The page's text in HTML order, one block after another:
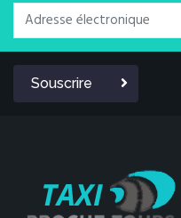
Souscrire